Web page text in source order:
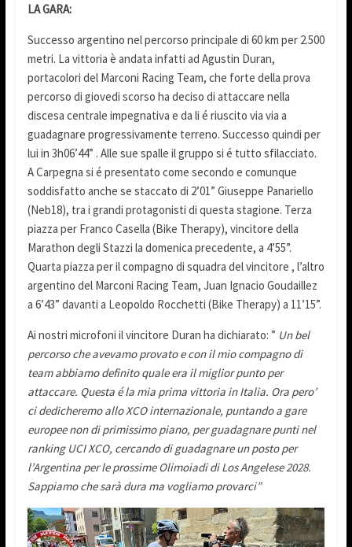
LA GARA:
Successo argentino nel percorso principale di 60 km per 2.500
metri. La vittoria è andata infatti ad Agustin Duran,
portacolori del Marconi Racing Team, che forte della prova
percorso di giovedi scorso ha deciso di attaccare nella
discesa centrale impegnativa e da li é riuscito via via a
guadagnare progressivamente terreno. Successo quindi per
lui in 3h06’44” . Alle sue spalle il gruppo si é tutto sfilacciato.
A Carpegna si é presentato come secondo e comunque
soddisfatto anche se staccato di 2’01” Giuseppe Panariello
(Neb18), tra i grandi protagonisti di questa stagione. Terza
piazza per Franco Casella (Bike Therapy), vincitore della
Marathon degli Stazzi la domenica precedente, a 4’55”.
Quarta piazza per il compagno di squadra del vincitore , l’altro
argentino del Marconi Racing Team, Juan Ignacio Goudaillez
a 6’43” davanti a Leopoldo Rocchetti (Bike Therapy) a 11’15”.
Ai nostri microfoni il vincitore Duran ha dichiarato: ” Un bel
percorso che avevamo provato e con il mio compagno di
team abbiamo definito quale era il miglior punto per
attaccare. Questa é la mia prima vittoria in Italia. Ora pero’
ci dedicheremo allo XCO internazionale, puntando a gare
europee non di primissimo piano, per guadagnare punti nel
ranking UCI XCO, cercando di guadagnare un posto per
l’Argentina per le prossime Olimoiadi di Los Angelese 2028.
Sappiamo che sarà dura ma vogliamo provarci”